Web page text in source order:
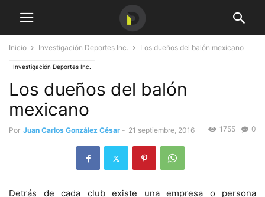
Inicio Investigación Deportes Inc. Los dueños del balón mexicano
Investigación Deportes Inc.
Los dueños del balón
mexicano
Por Juan Carlos González César - 21 septiembre, 2016 0
1755
Detrás de cada club existe una empresa o persona